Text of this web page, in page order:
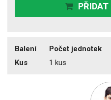
PŘIDAT
Balení Počet jednotek
Kus
1 kus